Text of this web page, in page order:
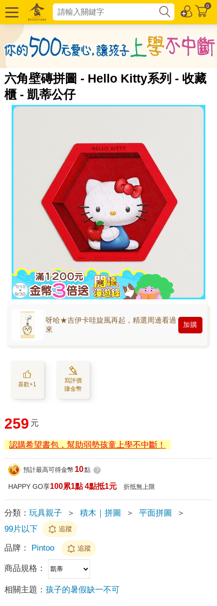
0
六角壁磚拼圖 - Hello Kitty系列 - 收藏
櫃 - 凱蒂公仔
呀哈★吉伊卡哇旋風再起，精選周邊看過
來
加購
喜歡+1
寫評價
賺金幣
259 元
認購希望書包，幫助弱勢孩童上學不中斷！
預計最高可得金幣 10點 ?
HAPPY GO享100累1點 4點抵1元 折抵無上限
分類： 玩具親子 ＞ 積木｜拼圖 ＞ 平面拼圖
＞
99片以下
追蹤
品牌： Pintoo 追蹤
商品規格：
相關主題： 孩子的暑假缺一不可